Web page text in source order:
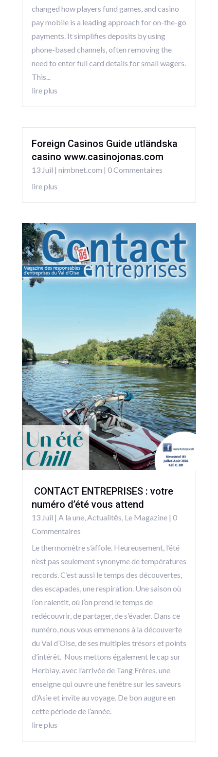
changed how players fund games, and casino
pay mobile is a leading approach for on-the-go
payments. It simplifies deposits by using
phone-based channels, often removing the
need to enter full card details for small wagers.
This...
lire plus
Foreign Casinos Guide utländska
casino www.casinojonas.com
13 Juil | nimbnet.com | 0 Commentaires
lire plus
CONTACT ENTREPRISES : votre
numéro d’été vous attend
13 Juil | A la une,Actualitēs, Le Magazine| 0
Commentaires
Le thermomètre s’affole. Heureusement, l’été
n’est pas seulement synonyme de températures
records. C’est aussi le temps des découvertes,
des escapades, une respiration. Une saison où
l’on ralentit, où l’on prend le temps de
redécouvrir, de partager, de s’évader. Dans ce
numéro, nous vous emmenons à la découverte
du Val d’Oise, de ses multiples trésors et points
d’intérêt. Nous mettons également le cap sur
Herblay, avec l’arrivée de Tang Frères, une
enseigne qui ouvre une fenêtre sur les saveurs
d’Asie et invite au voyage. De bon augure en
cette période de l’année.
lire plus